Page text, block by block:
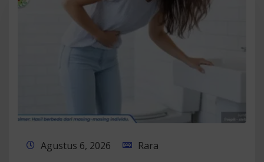
Agustus 6, 2026 Rara